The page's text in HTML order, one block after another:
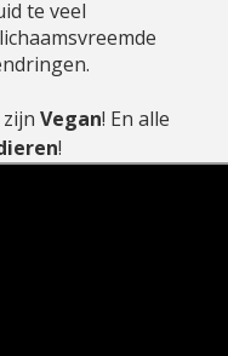
te veel
Vegan! En alle
!